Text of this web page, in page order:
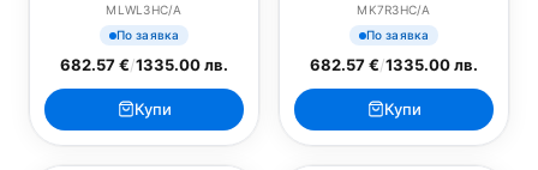
MLWL3HC/A
По заявка
682.57 €/1335.00 лв.
Купи
MK7R3HC/A
По заявка
682.57 €/1335.00 лв.
Купи